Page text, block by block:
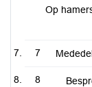
Op
7
8